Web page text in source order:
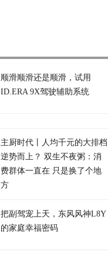
顺滑顺滑还是顺滑，试用
ID.ERA 9X驾驶辅助系统
主厨时代丨人均千元的大排档
逆势而上？ 双生不夜粥：消
费群体一直在 只是换了个地
方
把副驾宠上天，东风风神L8Y
的家庭幸福密码